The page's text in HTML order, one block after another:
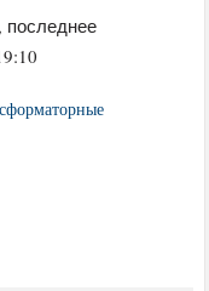
, последнее